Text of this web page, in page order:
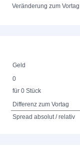
Veränderung zum Vortag
Geld
0
für 0 Stück
Differenz zum Vortag
Spread absolut / relativ